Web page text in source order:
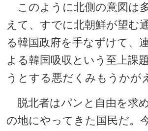
このように北側の意図は
えて、すでに北朝鮮が望む
る韓国政府を手なずけて、
よる韓国吸収という至上課
うとする悪だくみもうかが
脱北者はパンと自由を求
の地にやってきた国民だ。